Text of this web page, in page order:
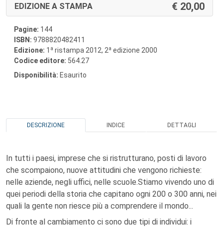
EDIZIONE A STAMPA 20,00
Pagine: 144
ISBN: 9788820482411
Edizione: 1 a ristampa 2012, 2a edizione 2000
Codice editore: 564.27
Disponibilità: Esaurito
DESCRIZIONE INDICE DETTAGLI
In tutti i paesi, imprese che si ristrutturano, posti di lavoro
che scompaiono, nuove attitudini che vengono richieste:
nelle aziende, negli uffici, nelle scuole.Stiamo vivendo uno di
quei periodi della storia che capitano ogni 200 o 300 anni, nei
quali la gente non riesce più a comprendere il mondo...
Di fronte al cambiamento ci sono due tipi di individui: i